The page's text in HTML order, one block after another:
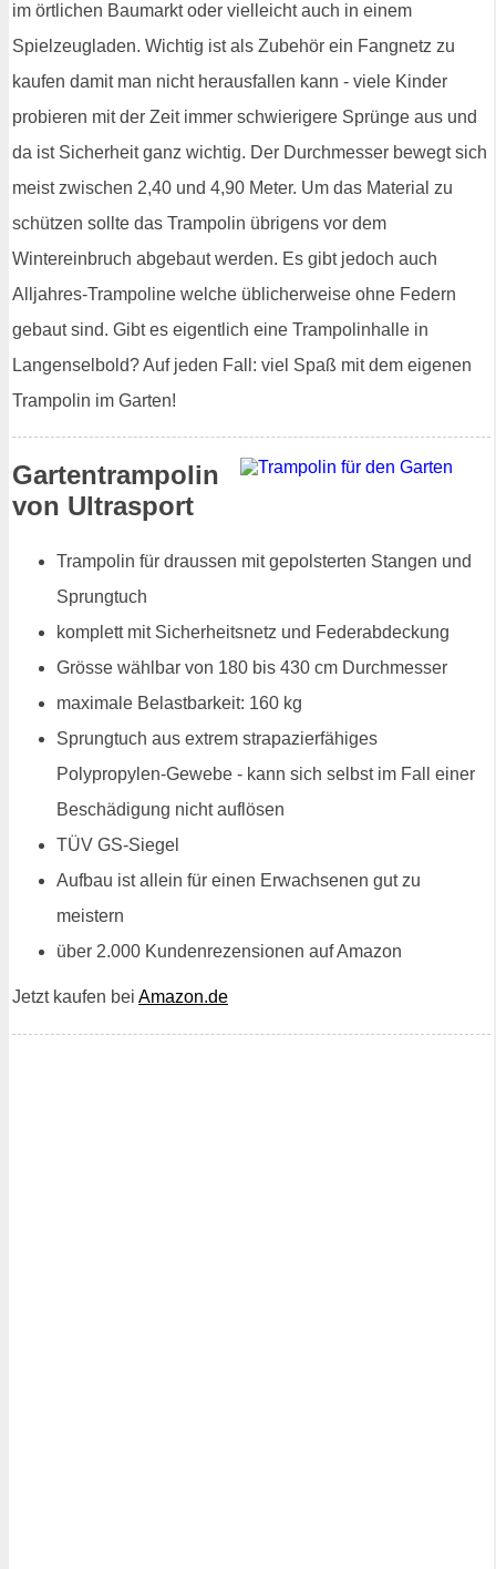
im örtlichen Baumarkt oder vielleicht auch in einem
Spielzeugladen. Wichtig ist als Zubehör ein Fangnetz zu
kaufen damit man nicht herausfallen kann - viele Kinder
probieren mit der Zeit immer schwierigere Sprünge aus und
da ist Sicherheit ganz wichtig. Der Durchmesser bewegt sich
meist zwischen 2,40 und 4,90 Meter. Um das Material zu
schützen sollte das Trampolin übrigens vor dem
Wintereinbruch abgebaut werden. Es gibt jedoch auch
Alljahres-Trampoline welche üblicherweise ohne Federn
gebaut sind. Gibt es eigentlich eine Trampolinhalle in
Langenselbold? Auf jeden Fall: viel Spaß mit dem eigenen
Trampolin im Garten!
Gartentrampolin
von Ultrasport
Trampolin für draussen mit gepolsterten Stangen und
Sprungtuch
komplett mit Sicherheitsnetz und Federabdeckung
Grösse wählbar von 180 bis 430 cm Durchmesser
maximale Belastbarkeit: 160 kg
Sprungtuch aus extrem strapazierfähiges
Polypropylen-Gewebe - kann sich selbst im Fall einer
Beschädigung nicht auflösen
TÜV GS-Siegel
Aufbau ist allein für einen Erwachsenen gut zu
meistern
über 2.000 Kundenrezensionen auf Amazon
Jetzt kaufen bei Amazon.de